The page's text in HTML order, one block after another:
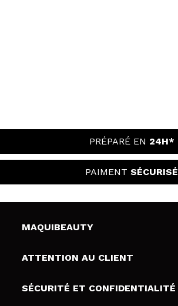
PRÉPARÉ EN 24H*
PAIMENT SÉCURISÉ
MAQUIBEAUTY
Qui sommes nous
Cartes-cadeaux
ATTENTION AU CLIENT
Livraison & retour
SÉCURITÉ ET CONFIDENTIALITÉ